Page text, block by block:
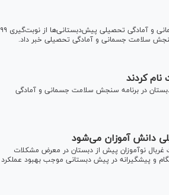
رئیس سازمان آموزش‌وپرورش استثنایی در خصوص اجرای برنامه سنجش سلامت جسمانی و آمادگی تحصیلی پیش‌دبستانی‌ها از نوبت‌گیری ۹۹
۹۰ درصد نوآموزان بدو ورود به دبستان در برنامه سنجش سلامت جسمانی و آمادگی
دانش آموزان می‌شود
نوآموزان پیش از دبستان در معرض مشکلات
بهنگام و پیشگیرانه در پیش دبستانی موجب بهبود عملکرد